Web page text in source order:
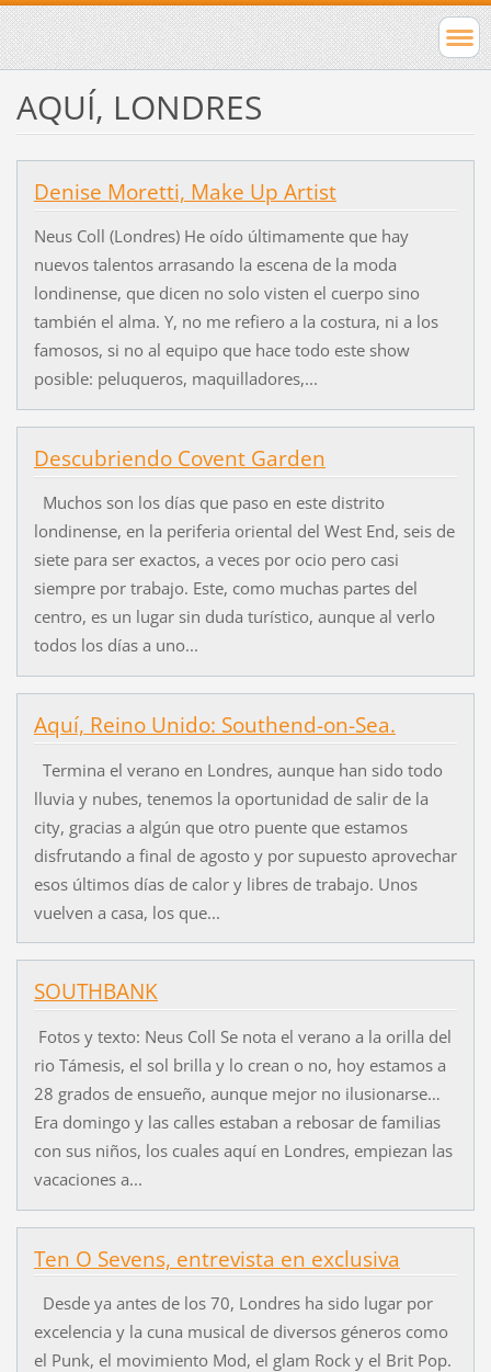
AQUÍ, LONDRES
Denise Moretti, Make Up Artist
Neus Coll (Londres) He oído últimamente que hay
nuevos talentos arrasando la escena de la moda
londinense, que dicen no solo visten el cuerpo sino
también el alma. Y, no me refiero a la costura, ni a los
famosos, si no al equipo que hace todo este show
posible: peluqueros, maquilladores,...
Descubriendo Covent Garden
Muchos son los días que paso en este distrito
londinense, en la periferia oriental del West End, seis de
siete para ser exactos, a veces por ocio pero casi
siempre por trabajo. Este, como muchas partes del
centro, es un lugar sin duda turístico, aunque al verlo
todos los días a uno...
Aquí, Reino Unido: Southend-on-Sea.
Termina el verano en Londres, aunque han sido todo
lluvia y nubes, tenemos la oportunidad de salir de la
city, gracias a algún que otro puente que estamos
disfrutando a final de agosto y por supuesto aprovechar
esos últimos días de calor y libres de trabajo. Unos
vuelven a casa, los que...
SOUTHBANK
Fotos y texto: Neus Coll Se nota el verano a la orilla del
rio Támesis, el sol brilla y lo crean o no, hoy estamos a
28 grados de ensueño, aunque mejor no ilusionarse…
Era domingo y las calles estaban a rebosar de familias
con sus niños, los cuales aquí en Londres, empiezan las
vacaciones a...
Ten O Sevens, entrevista en exclusiva
Desde ya antes de los 70, Londres ha sido lugar por
excelencia y la cuna musical de diversos géneros como
el Punk, el movimiento Mod, el glam Rock y el Brit Pop.